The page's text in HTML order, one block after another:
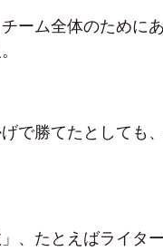
ーム全体のために
で勝てたとしても
、たとえばライタ